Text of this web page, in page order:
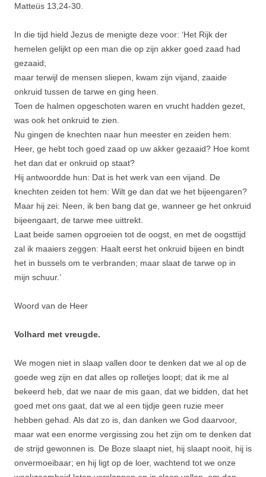
Matteüs 13,24-30.
In die tijd hield Jezus de menigte deze voor: ‘Het Rijk der
hemelen gelijkt op een man die op zijn akker goed zaad had
gezaaid;
maar terwijl de mensen sliepen, kwam zijn vijand, zaaide
onkruid tussen de tarwe en ging heen.
Toen de halmen opgeschoten waren en vrucht hadden gezet,
was ook het onkruid te zien.
Nu gingen de knechten naar hun meester en zeiden hem:
Heer, ge hebt toch goed zaad op uw akker gezaaid? Hoe komt
het dan dat er onkruid op staat?
Hij antwoordde hun: Dat is het werk van een vijand. De
knechten zeiden tot hem: Wilt ge dan dat we het bijeenga­ren?
Maar hij zei: Neen, ik ben bang dat ge, wanneer ge het onkruid
bijeengaart, de tarwe mee uittrekt.
Laat beide samen opgroeien tot de oogst, en met de oogsttijd
zal ik maaiers zeggen: Haalt eerst het onkruid bijeen en bindt
het in bussels om te verbran­den; maar slaat de tarwe op in
mijn schuur.’
Woord van de Heer
Volhard met vreugde.
We mogen niet in slaap vallen door te denken dat we al op de
goede weg zijn en dat alles op rolletjes loopt; dat ik me al
bekeerd heb, dat we naar de mis gaan, dat we bidden, dat het
goed met ons gaat, dat we al een tijdje geen ruzie meer
hebben gehad. Als dat zo is, dan danken we God daarvoor,
maar wat een enorme vergissing zou het zijn om te denken dat
de strijd gewonnen is. De Boze slaapt niet, hij slaapt nooit, hij is
onvermoeibaar; en hij ligt op de loer, wachtend tot we onze